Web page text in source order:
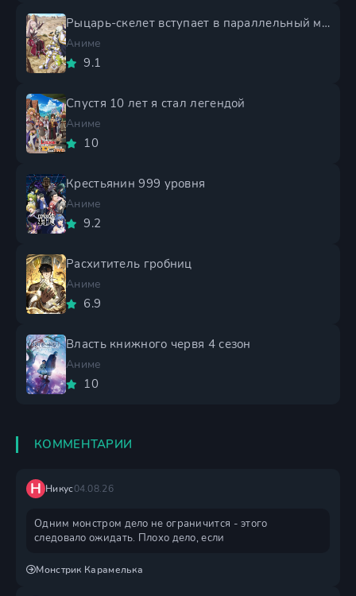
Рыцарь-скелет вступает в параллельный мир 2 сезон
Аниме
9.1
Спустя 10 лет я стал легендой
Аниме
10
Крестьянин 999 уровня
Аниме
9.2
Расхититель гробниц
Аниме
6.9
Власть книжного червя 4 сезон
Аниме
10
КОММЕНТАРИИ
Н Никус04.08.26
Одним монстром дело не ограничится - этого
следовало ожидать. Плохо дело, если
Монстрик Карамелька